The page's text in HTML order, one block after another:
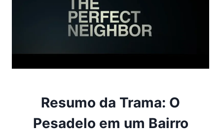
Resumo da Trama: O
Pesadelo em um Bairro